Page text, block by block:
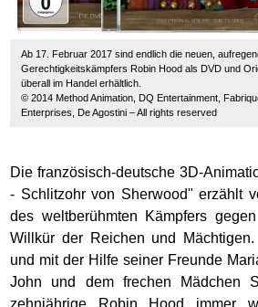
Ab 17. Februar 2017 sind endlich die neuen,
Gerechtigkeitskämpfers Robin Hood als DVD und
überall im Handel erhältlich.
© 2014 Method Animation, DQ Entertainment,
Enterprises, De Agostini – All rights reserved
Die französisch-deutsche 3D-
- Schlitzohr von Sherwood" erzählt
des weltberühmten Kämpfers
Willkür der Reichen und
und mit der Hilfe seiner Freunde
John und dem frechen Mädchen
zehnjährige Robin Hood immer